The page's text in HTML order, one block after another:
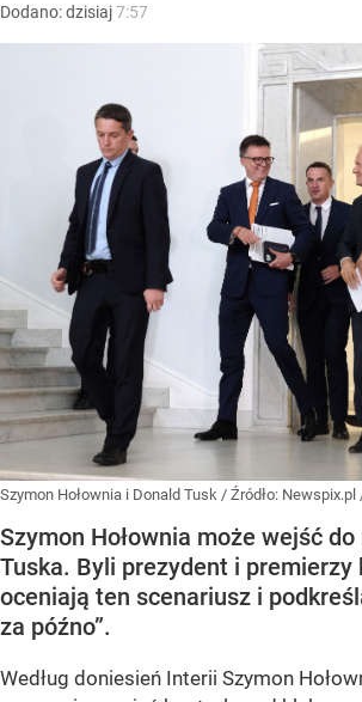
Dodano:dzisiaj7:57
Szymon Hołownia i Donald Tusk / Źródło: Newspix.pl
Szymon Hołownia może wejść
Tuska. Byli prezydent i premierzy
oceniają ten scenariusz i
za późno”.
Według doniesień Interii Szymon